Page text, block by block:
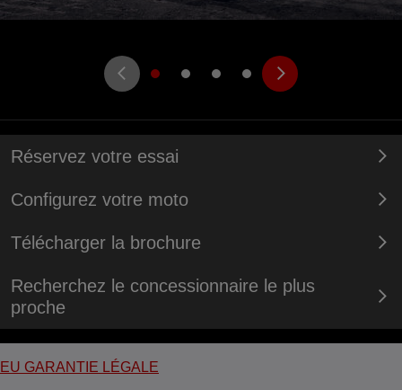
Réservez votre essai
Configurez votre moto
Télécharger la brochure
Recherchez le concessionnaire le plus
proche
EU GARANTIE LÉGALE